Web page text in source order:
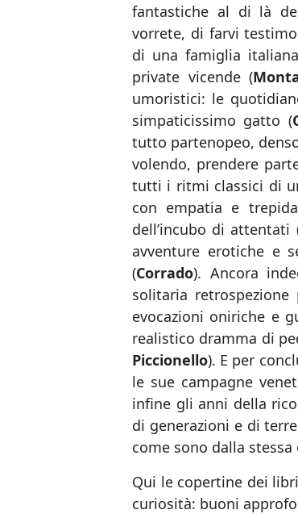
fantastiche al di là
vorrete, di farvi
di una famiglia
private vicende (
umoristici: le
simpaticissimo gatto (
tutto partenopeo,
volendo, prendere
tutti i ritmi classici di
con empatia e
dell’incubo di attentati
avventure erotiche e
(Corrado). Ancora
solitaria retrospezione
evocazioni oniriche e
realistico dramma di
Piccionello). E per
le sue campagne
infine gli anni della
di generazioni e di
come sono dalla
Qui le copertine dei
curiosità: buoni